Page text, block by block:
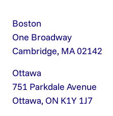
Boston
One Broadway
Cambridge, MA 02142
Ottawa
751 Parkdale Avenue
Ottawa, ON K1Y 1J7